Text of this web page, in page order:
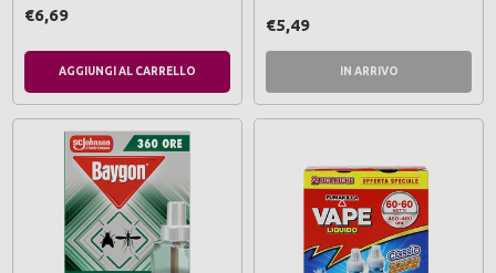
€6,69
AGGIUNGI AL CARRELLO
€5,49
IN ARRIVO